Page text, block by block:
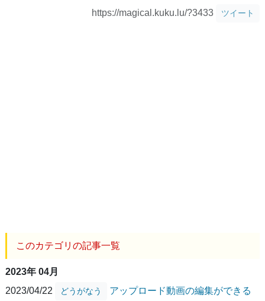
https://magical.kuku.lu/?3433 ツイート
このカテゴリの記事一覧
2023年 04月
2023/04/22
どうがなう
アップロード動画の編集ができる